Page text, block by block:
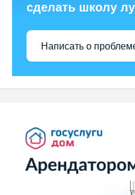
сделать школу
Написать о